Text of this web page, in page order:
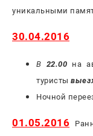
уникальными
30.04.2016
В 22.00 на
туристы
Ночной
01.05.2016